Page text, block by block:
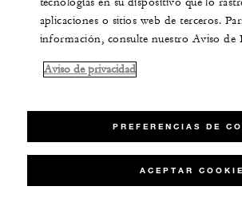
aplicaciones o sitios web de terceros.
información, consulte nuestro Aviso de
Aviso de privacidad
PREFERENCIAS DE
ACEPTAR